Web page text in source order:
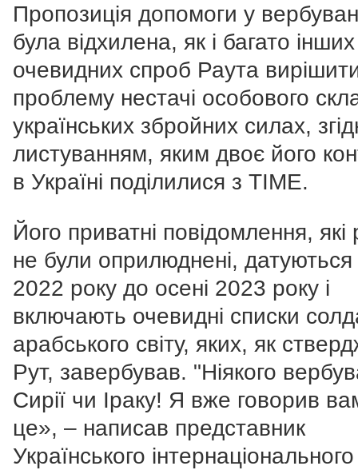
Пропозиція допомоги у
була відхилена, як і багато інших
очевидних спроб Раута
проблему нестачі особового
українських збройних силах,
листуванням, яким двоє його
в Україні поділилися з TIME.
Його приватні повідомлення, які
не були оприлюднені, датуються
2022 року до осені 2023 року і
включають очевидні списки
арабського світу, яких, як
Рут, завербував. "Ніякого
Сирії чи Іраку! Я вже говорив
це», – написав представник
Українського інтернаціонального